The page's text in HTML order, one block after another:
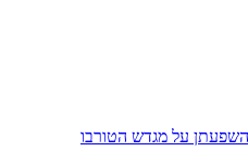
על מגדש הטורבו